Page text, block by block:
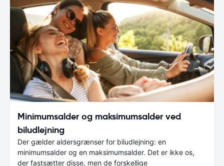
Minimumsalder og maksimumsalder ved
biludlejning
Der gælder aldersgrænser for biludlejning: en
minimumsalder og en maksimumsalder. Det er ikke os,
der fastsætter disse, men de forskellige